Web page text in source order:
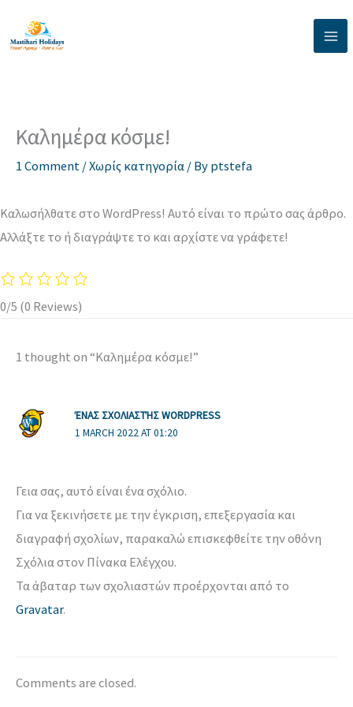
to
Καλημέρα κόσμε!
1 Comment /Χωρίς κατηγορία / By ptstefa
Καλωσήλθατε στο WordPress! Αυτό είναι το πρώτο σας άρθρο.
Αλλάξτε το ή διαγράψτε το και αρχίστε να γράφετε!
0/5 (0 Reviews)
1 thought on “Καλημέρα κόσμε!”
ΈΝΑΣ ΣΧΟΛΙΑΣΤΉΣ WORDPRESS
1 MARCH 2022 AT 01:20
Γεια σας, αυτό είναι ένα σχόλιο.
Για να ξεκινήσετε με την έγκριση, επεξεργασία και
διαγραφή σχολίων, παρακαλώ επισκεφθείτε την οθόνη
Σχόλια στον Πίνακα Ελέγχου.
Τα άβαταρ των σχολιαστών προέρχονται από το
Gravatar.
Comments are closed.